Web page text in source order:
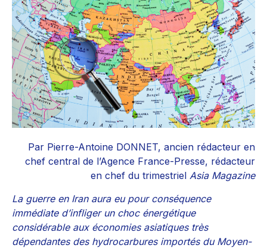
Par Pierre-Antoine DONNET, ancien rédacteur en
chef central de l’Agence France-Presse, rédacteur
en chef du trimestriel Asia Magazine
La guerre en Iran aura eu pour conséquence
immédiate d’infliger un choc énergétique
considérable aux économies asiatiques très
dépendantes des hydrocarbures importés du Moyen-